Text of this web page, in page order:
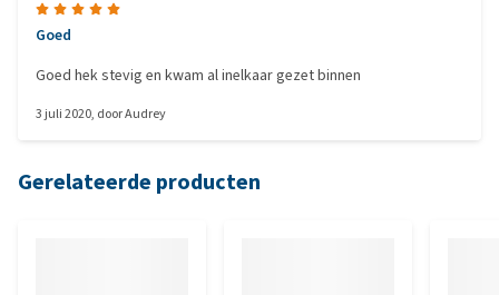
Goed
Goed hek stevig en kwam al inelkaar gezet binnen
3 juli 2020, doorAudrey
Gerelateerde producten